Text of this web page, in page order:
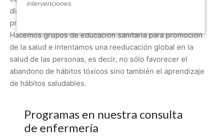
intervenciones.
dispensación y supervisión de fármacos, así como del
proceso de valoración e ingresos de los pacientes.
Hacemos grupos de educación sanitaria para promoción
de la salud e intentamos una reeducación global en la
salud de las personas, es decir, no sólo favorecer el
abandono de hábitos tóxicos sino también el aprendizaje
de hábitos saludables.
Programas en nuestra consulta
de enfermería